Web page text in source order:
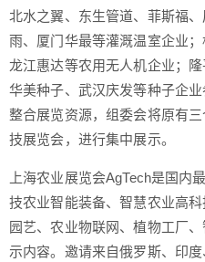
北水之翼、东生管道、菲斯福
雨、厦门华最等灌溉温室企业
龙江惠达等农用无人机企业；
华美种子、武汉庆发等种子企
整合展览资源，组委会将原有
技展览会，进行集中展示。
上海农业展览会AgTech是国内
技农业智能装备、智慧农业高
园艺、农业物联网、植物工厂
示内容。邀请来自俄罗斯、印